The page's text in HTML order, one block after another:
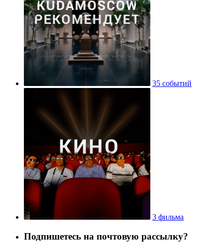
35 событий
3 фильма
Подпишетесь на почтовую рассылку?